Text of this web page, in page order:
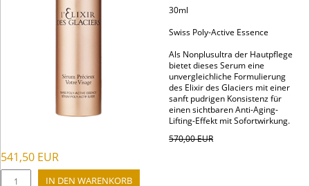
30ml
Swiss Poly-Active Essence
Als Nonplusultra der Hautpflege
bietet dieses Serum eine
unvergleichliche Formulierung
des Elixir des Glaciers mit einer
sanft pudrigen Konsistenz für
einen sichtbaren Anti-Aging-
Lifting-Effekt mit Sofortwirkung.
570,00EUR
541,50 EUR